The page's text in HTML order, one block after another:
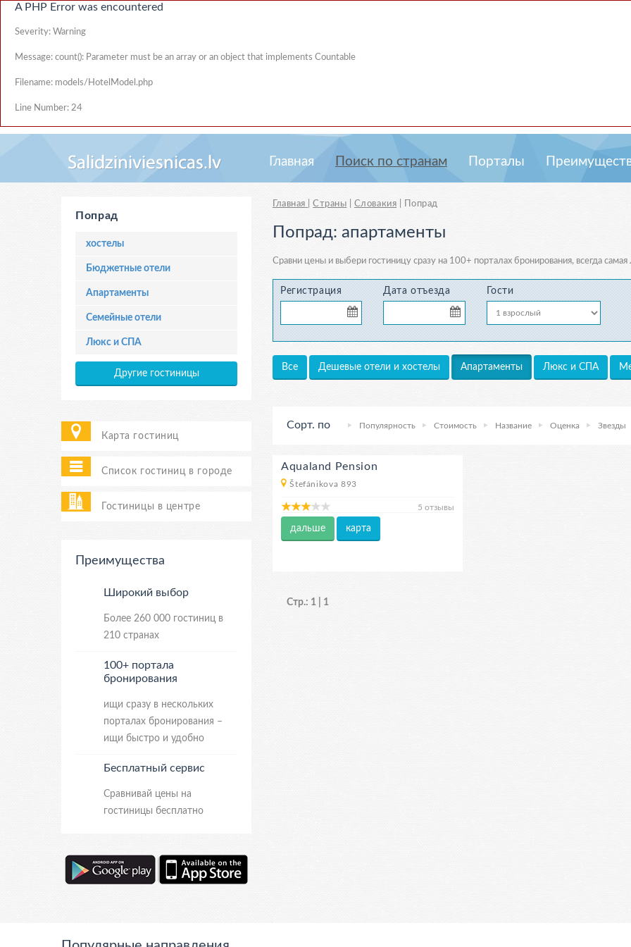
A PHP Error was encountered
Severity: Warning
Message: count(): Parameter must be an array or an object that implements Countable
Filename: models/HotelModel.php
Line Number: 24
Главная Пoиcк пo странам Порталы
Попрад
хостелы
Бюджетные отели
Апартаменты
Семейные отели
Люкс и СПА
Другие гостиницы
Карта гостиниц
Список гостиниц в городе
Гостиницы в центре
Преимущества
Широкий выбор
Более 260 000 гостиниц в
210 странах
100+ портала
бронирования
ищи сразу в нескольких
порталах бронирования –
ищи быстро и удобно
Бесплатный сервис
Сравнивай цены на
гостиницы бесплатно
Главная |Страны Словакия Попрад
Попрад: апартаменты
Сравни цены и выбери гостиницу сразу на 100+ порталах бронирования, всегда
Регистрация Дата отъезда Гости
Все Дешевые отели и хостелы Апартаменты Люкс и СПА
Сорт. по Популярность Стоимость Название Оценка Звезды
Aqualand Pension
Štefánikova 893
5 отзывы
дальше карта
Стр.: 1 | 1